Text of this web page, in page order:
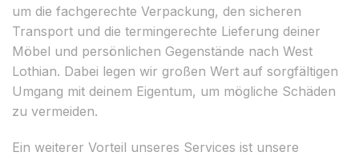
um die fachgerechte Verpackung, den sicheren
Transport und die termingerechte Lieferung deiner
Möbel und persönlichen Gegenstände nach West
Lothian. Dabei legen wir großen Wert auf sorgfältigen
Umgang mit deinem Eigentum, um mögliche Schäden
zu vermeiden.
Ein weiterer Vorteil unseres Services ist unsere